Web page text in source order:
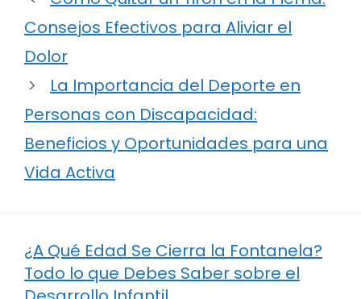
Consejos Efectivos para Aliviar el
Dolor
La Importancia del Deporte en
Personas con Discapacidad:
Beneficios y Oportunidades para una
Vida Activa
¿A Qué Edad Se Cierra la Fontanela?
Todo lo que Debes Saber sobre el